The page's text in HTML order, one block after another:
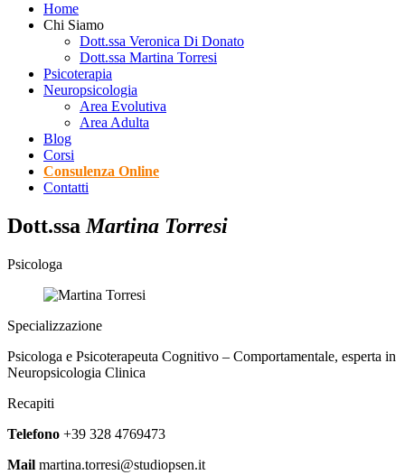
Home
Chi Siamo
Dott.ssa Veronica Di Donato
Dott.ssa Martina Torresi
Psicoterapia
Neuropsicologia
Area Evolutiva
Area Adulta
Blog
Corsi
Consulenza Online
Contatti
Dott.ssaMartina Torresi
Psicologa
Specializzazione
Psicologa e Psicoterapeuta Cognitivo – Comportamentale, esperta in
Neuropsicologia Clinica
Recapiti
Telefono +39 328 4769473
Mail martina.torresi@studiopsen.it